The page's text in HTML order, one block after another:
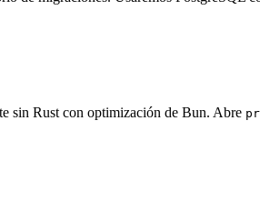
sin Rust con optimización de Bun. Abre